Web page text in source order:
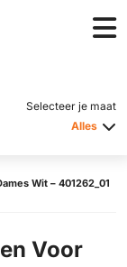
Selecteer je maat
Alles
Wit – 401262_01
Voor